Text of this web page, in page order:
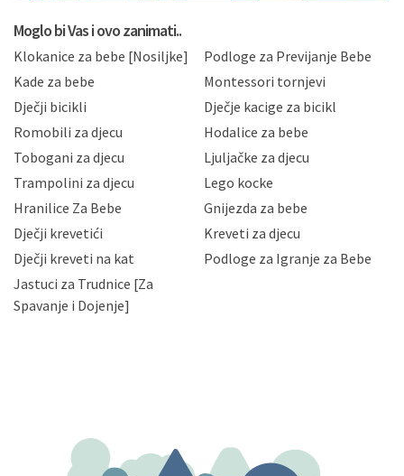
privatnosti i kolačića koju možete pročitati ovdje i
Hrvatske, a uvijek uz primjenu odgovarajućih tehničkih i
sigurnosnih mjera zaštite osobnih podataka od
neovlaštenog pristupa, zlouporabe, otkrivanja,
gubitka ili uništenja. Mae.hr štiti privatnost svojih
korisnika i posjetitelja web stranica, čuva povjerljivost
Vaših osobnih podataka te omogućava pristup i
priopćavanje osobnih podataka samo onim svojim
zaposlenicima kojima su isti potrebni radi provedbe
slučajevima koji su dozvoljeni zakonima. Napominjemo
da možete u svako doba, u potpunosti ili djelomice,
zatražiti prestanak aktivnosti obrade Vaših osobnih
podataka. Opoziv privole možete podnijeti poštom na
gore navedenu adresu ili e-mailom na adresu:
Moglo bi Vas i ovo zanimati..
Klokanice za bebe [Nosiljke]
Podloge za Previjanje Bebe
Kade za bebe
Montessori tornjevi
Dječji bicikli
Dječje kacige za bicikl
Romobili za djecu
Hodalice za bebe
Tobogani za djecu
Ljuljačke za djecu
Trampolini za djecu
Lego kocke
Hranilice Za Bebe
Gnijezda za bebe
Dječji krevetići
Kreveti za djecu
Dječji kreveti na kat
Podloge za Igranje za Bebe
Jastuci za Trudnice [Za
Spavanje i Dojenje]